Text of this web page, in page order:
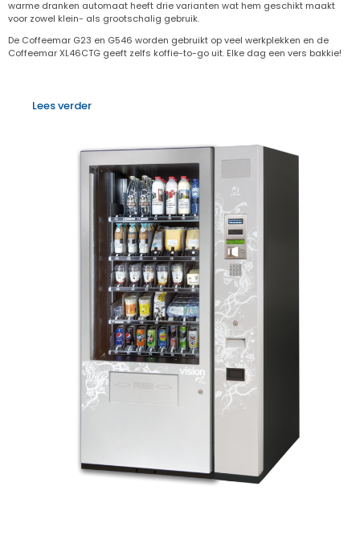
warme dranken automaat heeft drie varianten wat hem geschikt maakt
voor zowel klein- als grootschalig gebruik.
De Coffeemar G23 en G546 worden gebruikt op veel werkplekken en de
Coffeemar XL46CTG geeft zelfs koffie-to-go uit. Elke dag een vers bakkie!
Lees verder